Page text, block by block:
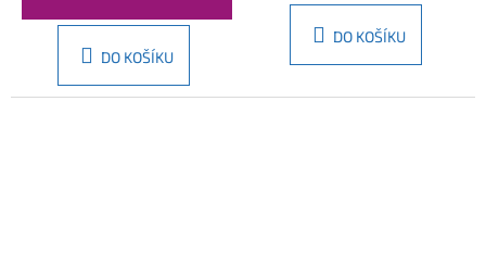
DO KOŠÍKU
DO KOŠÍKU